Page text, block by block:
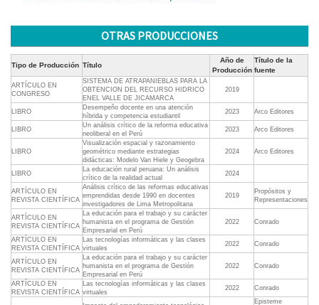
OTRAS PRODUCCIONES
Tipo de Producción Título
Año de
Producción
Título de la
fuente
ARTÍCULO EN
CONGRESO
SISTEMA DE ATRAPANIEBLAS PARA LA
OBTENCION DEL RECURSO HIDRICO
ENEL VALLE DE JICAMARCA
2019
LIBRO
Desempeño docente en una atención
híbrida y competencia estudiantil
2023 Arco Editores
LIBRO
Un análisis crítico de la reforma educativa
neoliberal en el Perú
2023 Arco Editores
LIBRO
Visualización espacial y razonamiento
geométrico mediante estrategias
didácticas: Modelo Van Hiele y Geogebra
2024 Arco Editores
LIBRO
La educación rural peruana: Un análisis
crítico de la realidad actual
2024
ARTÍCULO EN
REVISTA CIENTÍFICA
Análisis crítico de las reformas educativas
emprendidas desde 1990 en docentes
investigadores de Lima Metropolitana
2019
Propósitos y
Representaciones
ARTÍCULO EN
REVISTA CIENTÍFICA
La educación para el trabajo y su carácter
humanista en el programa de Gestión
Empresarial en Perú
2022 Conrado
ARTÍCULO EN
REVISTA CIENTÍFICA
Las tecnologías informáticas y las clases
virtuales
2022 Conrado
ARTÍCULO EN
REVISTA CIENTÍFICA
La educación para el trabajo y su carácter
humanista en el programa de Gestión
Empresarial en Perú
2022 Conrado
ARTÍCULO EN
REVISTA CIENTÍFICA
Las tecnologías informáticas y las clases
virtuales
2022 Conrado
Episteme